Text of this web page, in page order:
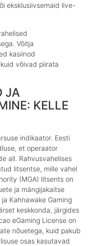
eksklusiivsemaid live-
Võitja
kasiinod
võivad piirata
JA
KELLE
indikaator. Eesti
et operaator
all. Rahvusvahelises
litsentse, mille vahel
(MGA) litsents on
ja mängijakaitse
Kahnawake Gaming
keskkonda, järgides
eGaming License on
nõuetega, kuid pakub
osas kasutavad